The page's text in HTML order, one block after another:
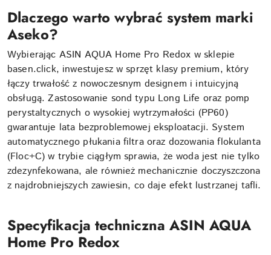
Dlaczego warto wybrać system marki
Aseko?
Wybierając ASIN AQUA Home Pro Redox w sklepie
basen.click, inwestujesz w sprzęt klasy premium, który
łączy trwałość z nowoczesnym designem i intuicyjną
obsługą. Zastosowanie sond typu Long Life oraz pomp
perystaltycznych o wysokiej wytrzymałości (PP60)
gwarantuje lata bezproblemowej eksploatacji. System
automatycznego płukania filtra oraz dozowania flokulanta
(Floc+C) w trybie ciągłym sprawia, że woda jest nie tylko
zdezynfekowana, ale również mechanicznie doczyszczona
z najdrobniejszych zawiesin, co daje efekt lustrzanej tafli.
Specyfikacja techniczna ASIN AQUA
Home Pro Redox